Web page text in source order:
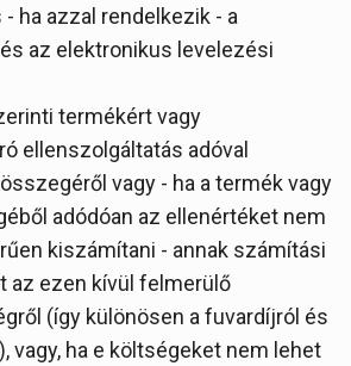
ha azzal rendelkezik - a
az elektronikus levelezési
termékért vagy
ellenszolgáltatás adóval
vagy - ha a termék vagy
adódóan az ellenértéket nem
kiszámítani - annak számítási
az ezen kívül felmerülő
(így különösen a fuvardíjról és
vagy, ha e költségeket nem lehet